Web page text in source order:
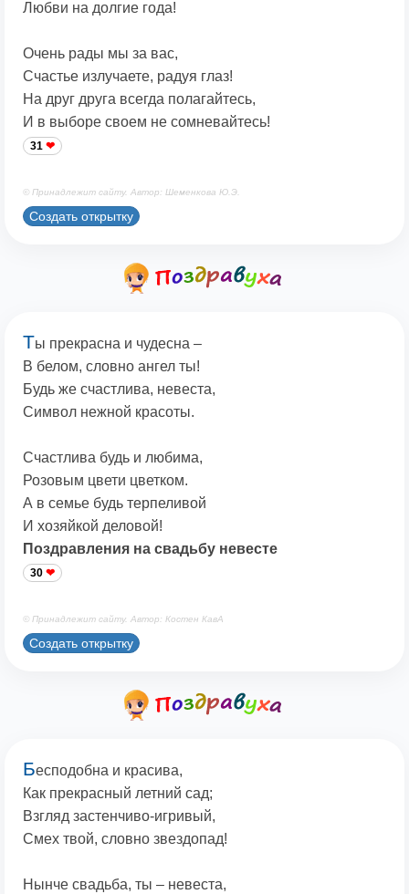
Любви на долгие года!
Очень рады мы за вас,
Счастье излучаете, радуя глаз!
На друг друга всегда полагайтесь,
И в выборе своем не сомневайтесь!
31
© Принадлежит сайту. Автор: Шеменкова Ю.Э.
Создать открытку
Ты прекрасна и чудесна –
В белом, словно ангел ты!
Будь же счастлива, невеста,
Символ нежной красоты.
Счастлива будь и любима,
Розовым цвети цветком.
А в семье будь терпеливой
И хозяйкой деловой!
Поздравления на свадьбу невесте
30
© Принадлежит сайту. Автор: Костен КавА
Создать открытку
Бесподобна и красива,
Как прекрасный летний сад;
Взгляд застенчиво-игривый,
Смех твой, словно звездопад!
Нынче свадьба, ты – невеста,